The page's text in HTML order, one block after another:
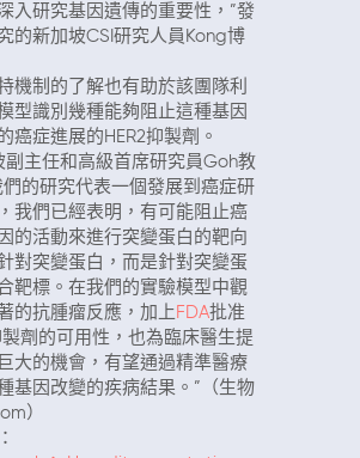
入研究基因遺傳的重要性，”發
的新加坡CSI研究人員Kong博
機制的了解也有助於該團隊利
型識別幾種能夠阻止這種基因
癌症進展的HER2抑製劑。
副主任和高級首席研究員Goh教
們的研究代表一個發展到癌症研
我們已經表明，有可能阻止癌
的活動來進行突變蛋白的靶向
對突變蛋白，而是針對突變蛋
靶標。在我們的實驗模型中觀
的抗腫瘤反應，加上 FDA批准
製劑的可用性，也為臨床醫生提
大的機會，有望通過精準醫療
基因改變的疾病結果。”（生物
）